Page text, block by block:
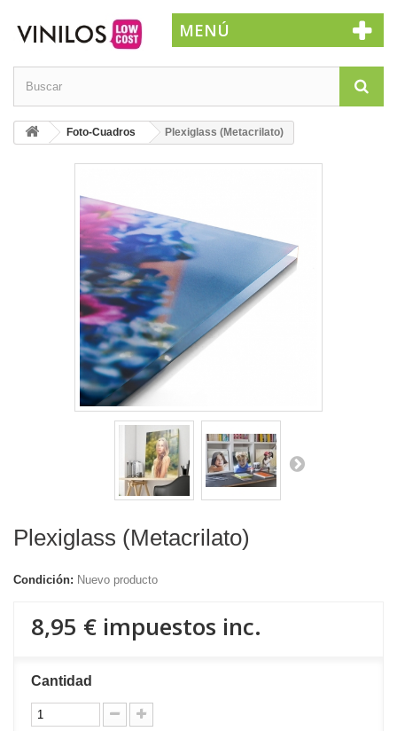
MENÚ
Foto-Cuadros Plexiglass (Metacrilato)
Plexiglass (Metacrilato)
Condición: Nuevo producto
8,95 € impuestos inc.
Cantidad